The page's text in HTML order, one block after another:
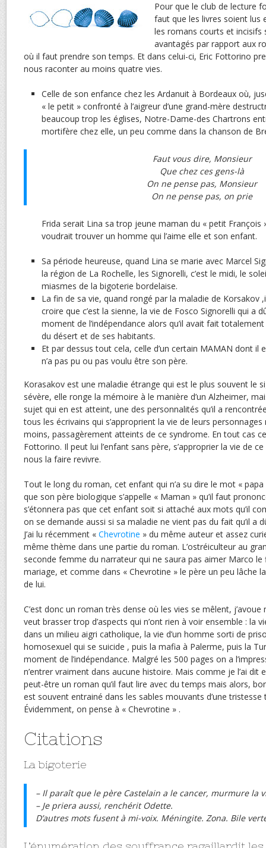
Pour que le club de lecture
faut que les livres soient lus
les romans courts et
avantagés par rapport aux
où il faut prendre son temps. Et dans celui-ci, Eric Fottorino
nous raconter au moins quatre vies.
Celle de son enfance chez les Ardanuit à Bordeaux où,
« le petit » confronté à l’aigreur d’une grand-mère
beaucoup trop les églises, Notre-Dame-des Chartrons
mortifère chez elle, un peu comme dans la chanson de
Faut vous dire, Monsieur
Que chez ces gens-là
On ne pense pas, Monsieur
On ne pense pas, on prie
Frida serait Lina sa trop jeune maman du « petit François
voudrait trouver un homme qui l’aime elle et son enfant.
Sa période heureuse, quand Lina se marie avec Marcel
la région de La Rochelle, les Signorelli, c’est le midi, le
miasmes de la bigoterie bordelaise.
La fin de sa vie, quand rongé par la maladie de Korsakov
croire que c’est la sienne, la vie de Fosco Signorelli qui a
moment de l’indépendance alors qu’il avait fait
du désert et de ses habitants.
Et par dessus tout cela, celle d’un certain MAMAN dont il
n’a pas pu ou pas voulu être son père.
Korasakov est une maladie étrange qui est le plus souvent le
sévère, elle ronge la mémoire à le manière d’un Alzheimer,
sujet qui en est atteint, une des personnalités qu’il a
tous les écrivains qui s’approprient la vie de leurs
moins, passagèrement atteints de ce syndrome. En tout cas
Fottorino. Il peut lui l’enfant sans père, s’approprier la vie de
nous la faire revivre.
Tout le long du roman, cet enfant qui n’a su dire le mot « papa
que son père biologique s’appelle « Maman » qu’il faut
s’étonnera pas que cet enfant soit si attaché aux mots qu’il
on se demande aussi si sa maladie ne vient pas du fait qu’il a
J’ai lu récemment « Chevrotine » du même auteur et assez
même thème dans une partie du roman. L’ostréiculteur au
seconde femme du narrateur qui ne saura pas aimer Marco
mariage, et comme dans « Chevrotine » le père un peu lâche
de lui.
C’est donc un roman très dense où les vies se mêlent, j’avoue
veut brasser trop d’aspects qui n’ont rien à voir ensemble : la
dans un milieu aigri catholique, la vie d’un homme sorti de
homosexuel qui se suicide , puis la mafia à Palerme, puis la
moment de l’indépendance. Malgré les 500 pages on a
n’entrer vraiment dans aucune histoire. Mais comme je l’ai dit
peut-être un roman qu’il faut lire avec du temps mais alors,
est souvent entrainé dans les sables mouvants d’une tristesse
Évidemment, on pense à « Chevrotine » .
Citations
La bigoterie
– Il paraît que le père Castelain a le cancer, murmure la
– Je priera aussi, renchérit Odette.
D’autres mots fusent à mi-voix. Méningite. Zona. Bile